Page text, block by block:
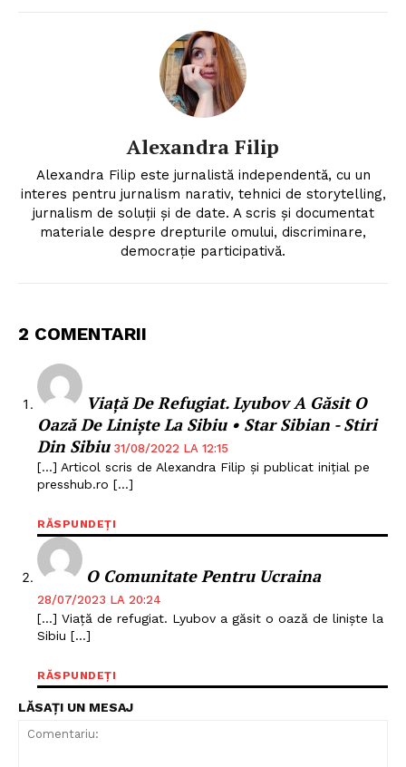
Alexandra Filip
Alexandra Filip este jurnalistă independentă, cu un
interes pentru jurnalism narativ, tehnici de storytelling,
jurnalism de soluții și de date. A scris și documentat
materiale despre drepturile omului, discriminare,
democrație participativă.
2 COMENTARII
Viață De Refugiat. Lyubov A Găsit O
Oază De Liniște La Sibiu • Star Sibian - Stiri
Din Sibiu 31/08/2022 LA 12:15
[…] Articol scris de Alexandra Filip și publicat inițial pe
presshub.ro […]
RĂSPUNDEȚI
O Comunitate Pentru Ucraina
28/07/2023 LA 20:24
[…] Viață de refugiat. Lyubov a găsit o oază de liniște la
Sibiu […]
RĂSPUNDEȚI
LĂSAȚI UN MESAJ